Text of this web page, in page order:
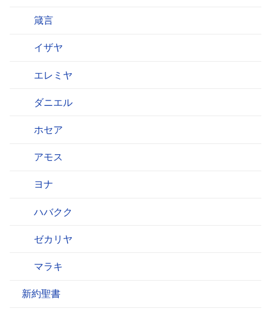
箴言
イザヤ
エレミヤ
ダニエル
ホセア
アモス
ヨナ
ハバクク
ゼカリヤ
マラキ
新約聖書